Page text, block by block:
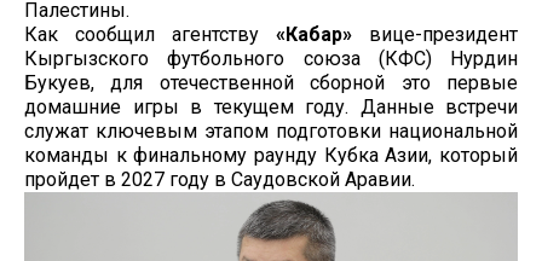
Палестины.
Как сообщил агентству «Кабар» вице-президент
Кыргызского футбольного союза (КФС) Нурдин
Букуев, для отечественной сборной это первые
домашние игры в текущем году. Данные встречи
служат ключевым этапом подготовки национальной
команды к финальному раунду Кубка Азии, который
пройдет в 2027 году в Саудовской Аравии.